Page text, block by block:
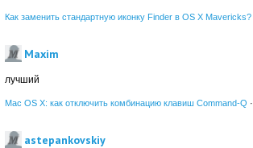
Как заменить стандартную иконку Finder в OS X Mavericks?
Maxim
лучший
Mac OS X: как отключить комбинацию клавиш Command-Q ·
astepankovskiy